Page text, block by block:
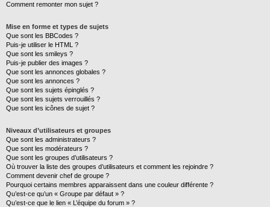
Comment remonter mon sujet ?
Mise en forme et types de sujets
Que sont les BBCodes ?
Puis-je utiliser le HTML ?
Que sont les smileys ?
Puis-je publier des images ?
Que sont les annonces globales ?
Que sont les annonces ?
Que sont les sujets épinglés ?
Que sont les sujets verrouillés ?
Que sont les icônes de sujet ?
Niveaux d’utilisateurs et groupes
Que sont les administrateurs ?
Que sont les modérateurs ?
Que sont les groupes d’utilisateurs ?
Où trouver la liste des groupes d’utilisateurs et comment les rejoindre ?
Comment devenir chef de groupe ?
Pourquoi certains membres apparaissent dans une couleur différente ?
Qu’est-ce qu’un « Groupe par défaut » ?
Qu’est-ce que le lien « L’équipe du forum » ?